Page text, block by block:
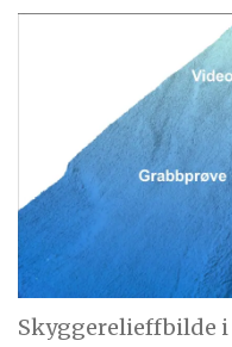
Skyggerelieffbilde i